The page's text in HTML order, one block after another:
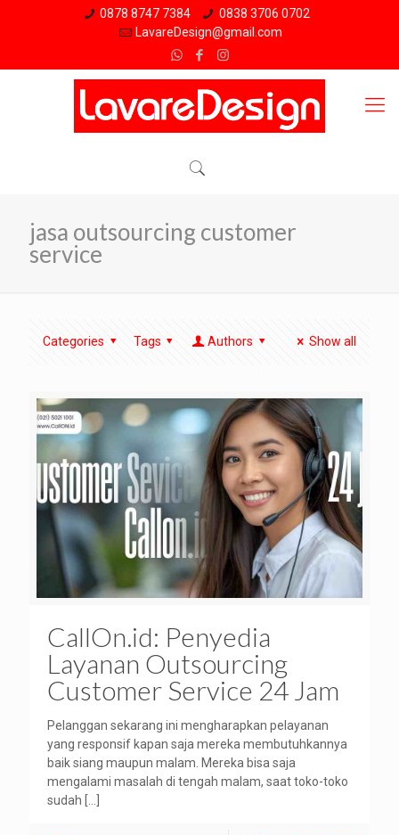
0878 8747 7384
0838 3706 0702
LavareDesign@gmail.com
jasa outsourcing customer
service
Categories Tags Authors Show all
CallOn.id: Penyedia
Layanan Outsourcing
Customer Service 24 Jam
Pelanggan sekarang ini mengharapkan pelayanan
yang responsif kapan saja mereka membutuhkannya
baik siang maupun malam. Mereka bisa saja
mengalami masalah di tengah malam, saat toko-toko
sudah […]